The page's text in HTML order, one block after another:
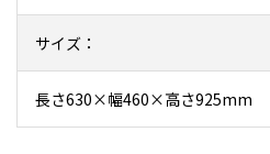
サイズ：
長さ630×幅460×高さ925mm